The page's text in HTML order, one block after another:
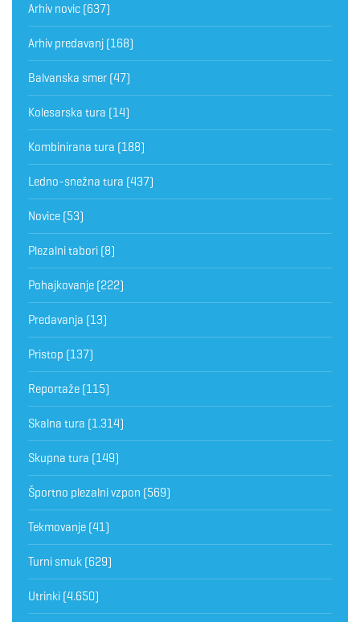
Arhiv novic (637)
Arhiv predavanj (168)
Balvanska smer (47)
Kolesarska tura (14)
Kombinirana tura (188)
Ledno-snežna tura (437)
Novice (53)
Plezalni tabori (8)
Pohajkovanje (222)
Predavanja (13)
Pristop (137)
Reportaže (115)
Skalna tura (1.314)
Skupna tura (149)
Športno plezalni vzpon (569)
Tekmovanje (41)
Turni smuk (629)
Utrinki (4.650)